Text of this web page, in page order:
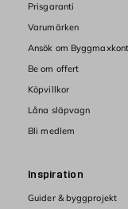
Prisgaranti
Varumärken
Ansök om
Be om offert
Köpvillkor
Låna släpvagn
Bli medlem
Inspiration
Guider & byggprojekt